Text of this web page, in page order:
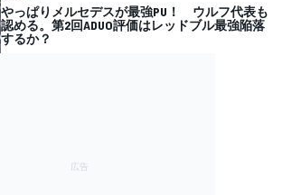
やっぱりメルセデスが最強PU！ ウルフ代表も
認める。第2回ADUO評価はレッドブル最強陥落
するか？